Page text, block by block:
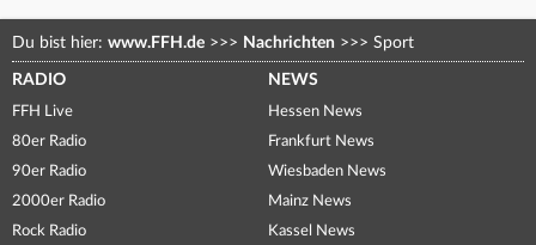
Du bist hier: www.FFH.de >>> Nachrichten >>> Sport
RADIO
FFH Live
80er Radio
90er Radio
2000er Radio
Rock Radio
NEWS
Hessen News
Frankfurt News
Wiesbaden News
Mainz News
Kassel News